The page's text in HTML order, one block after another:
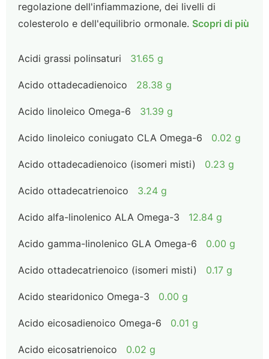
regolazione dell'infiammazione, dei livelli di
colesterolo e dell'equilibrio ormonale. Scopri di più
Acidi grassi polinsaturi 31.65 g
Acido ottadecadienoico 28.38 g
Acido linoleico Omega-6 31.39 g
Acido linoleico coniugato CLA Omega-6 0.02 g
Acido ottadecadienoico (isomeri misti) 0.23 g
Acido ottadecatrienoico 3.24 g
Acido alfa-linolenico ALA Omega-3 12.84 g
Acido gamma-linolenico GLA Omega-6 0.00 g
Acido ottadecatrienoico (isomeri misti) 0.17 g
Acido stearidonico Omega-3 0.00 g
Acido eicosadienoico Omega-6 0.01 g
Acido eicosatrienoico 0.02 g